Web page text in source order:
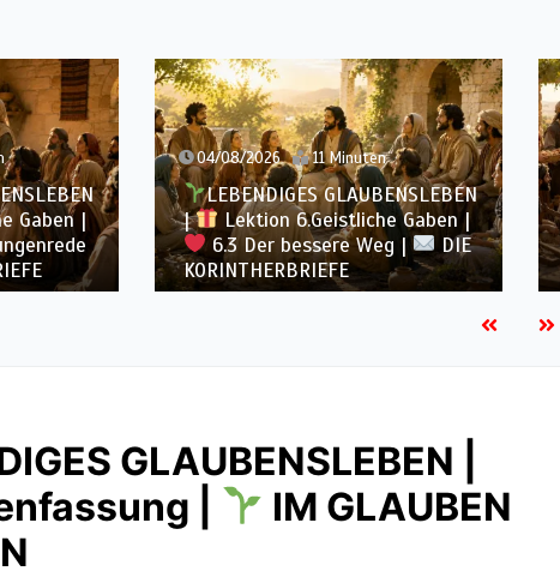
Gaben |
04/08/2026 11 Minuten
LEBENDIGES GLAUBENSLEBEN
|
Lektion 6.Geistliche Gaben |
6.3 Der bessere Weg |
DIE
KORINTHERBRIEFE
GLAUBENSLEBEN |
|
IM GLAUBEN